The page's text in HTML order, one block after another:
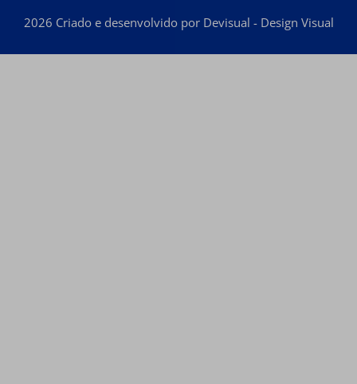
2026 Criado e desenvolvido por Devisual - Design Visual